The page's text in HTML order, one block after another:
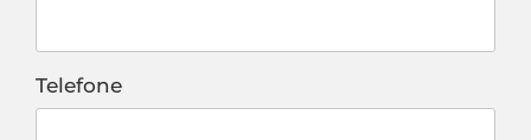
Telefone